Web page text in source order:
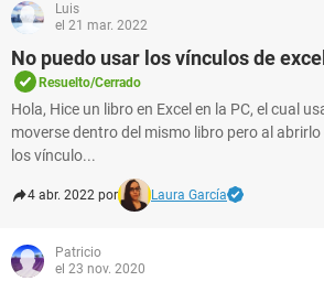
Luis
el 21 mar. 2022
No puedo usar los vínculos de
Resuelto/Cerrado
Hola, Hice un libro en Excel en la PC, el cual
moverse dentro del mismo libro pero al
los vínculo...
4 abr. 2022 por Laura García
Patricio
el 23 nov. 2020